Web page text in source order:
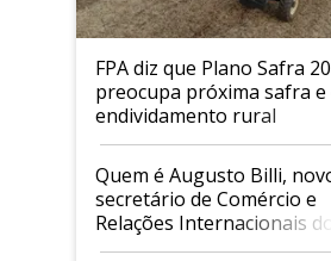
FPA diz que Plano Safra
preocupa próxima safra e
endividamento rural
Quem é Augusto Billi,
secretário de Comércio e
Relações Internacionais do
Mapa